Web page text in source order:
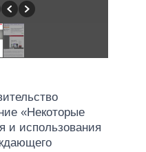
«Некоторые
и использования